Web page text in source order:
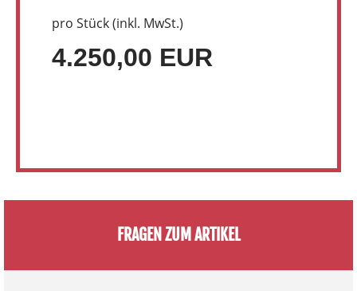
pro Stück (inkl. MwSt.)
4.250,00 EUR
FRAGEN ZUM ARTIKEL